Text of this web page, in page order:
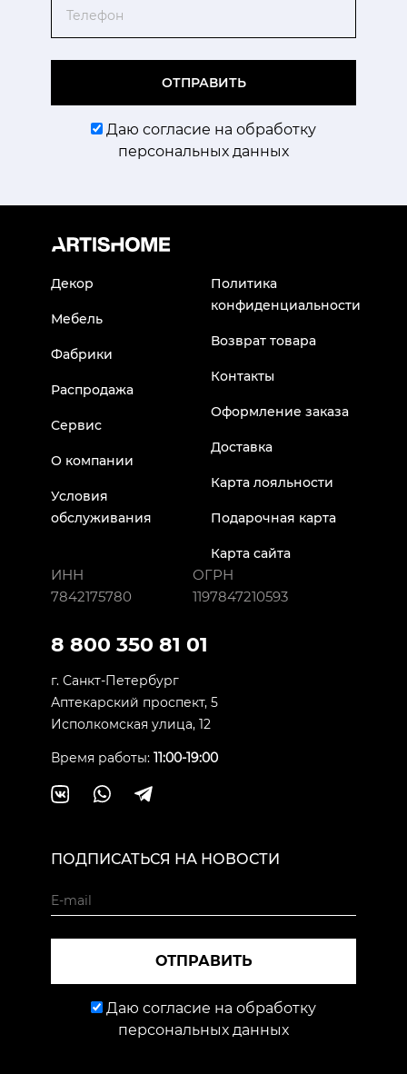
ОТПРАВИТЬ
Даю согласие на обработку
персональных данных
Декор
Мебель
Фабрики
Распродажа
Сервис
О компании
Условия
обслуживания
Политика
конфиденциальности
Возврат товара
Контакты
Оформление заказа
Доставка
Карта лояльности
Подарочная карта
Карта сайта
ИНН
7842175780
ОГРН
1197847210593
8 800 350 81 01
г. Санкт-Петербург
Аптекарский проспект, 5
Исполкомская улица, 12
Время работы: 11:00-19:00
ПОДПИСАТЬСЯ НА НОВОСТИ
ОТПРАВИТЬ
Даю согласие на обработку
персональных данных